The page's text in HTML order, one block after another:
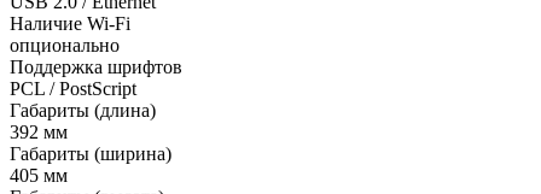
Наличие Wi-Fi
опционально
Поддержка шрифтов
PCL / PostScript
Габариты (длина)
392 мм
Габариты (ширина)
405 мм